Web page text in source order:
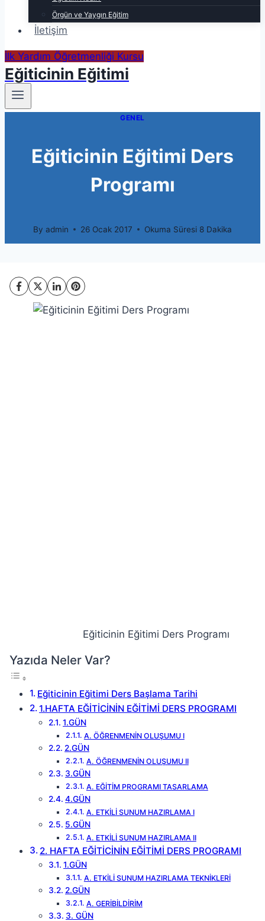
Örgün ve Yaygın Eğitim
İletişim
İlk Yardım Öğretmenliği Kursu
Eğiticinin Eğitimi
GENEL
Eğiticinin Eğitimi Ders
Programı
By admin 26 Ocak 2017 Okuma Süresi8 Dakika
Eğiticinin Eğitimi Ders Programı
Yazıda Neler Var?
Eğiticinin Eğitimi Ders Başlama Tarihi
1.HAFTA EĞİTİCİNİN EĞİTİMİ DERS PROGRAMI
1.GÜN
A. ÖĞRENMENİN OLUŞUMU I
2.GÜN
A. ÖĞRENMENİN OLUŞUMU II
3.GÜN
A. EĞİTİM PROGRAMI TASARLAMA
4.GÜN
A. ETKİLİ SUNUM HAZIRLAMA I
5.GÜN
A. ETKİLİ SUNUM HAZIRLAMA II
2. HAFTA EĞİTİCİNİN EĞİTİMİ DERS PROGRAMI
1.GÜN
A. ETKİLİ SUNUM HAZIRLAMA TEKNİKLERİ
2.GÜN
A. GERİBİLDİRİM
3. GÜN